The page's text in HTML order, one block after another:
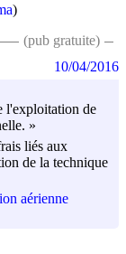
)
(pub gratuite)
l'exploitation de
»
liés aux
de la technique
aérienne
10/04/2016